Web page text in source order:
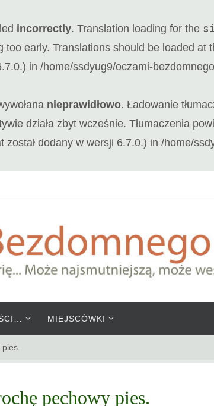
incorrectly. Translation loading for the
early. Translations should be loaded at
in /home/ssdyug9/oczami-
nieprawidłowo. Ładowanie
działa zbyt wcześnie. Tłumaczenia
został dodany w wersji 6.7.0.) in /home/
MIEJSCÓWKI
pechowy pies.